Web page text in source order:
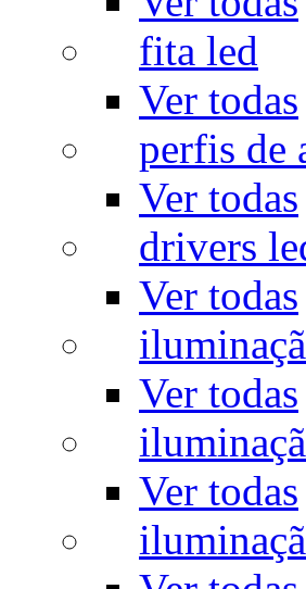
fita led
Ver todas
perfis de
Ver todas
drivers
Ver todas
Ver todas
Ver todas